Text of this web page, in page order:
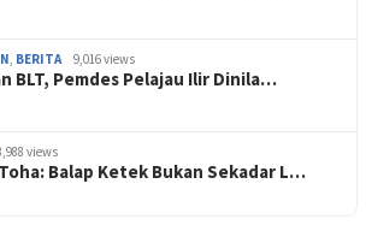
, BERITA 9,016 views
BLT, Pemdes Pelajau Ilir Dinila…
views
Balap Ketek Bukan Sekadar L…